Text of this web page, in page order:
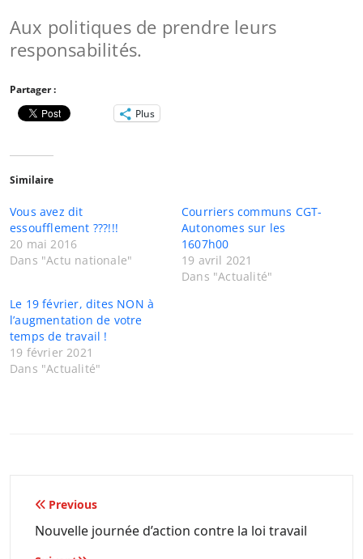
Aux politiques de prendre leurs
responsabilités.
Partager :
Plus
Similaire
Vous avez dit
essoufflement ???!!!
20 mai 2016
Dans "Actu nationale"
Courriers communs CGT-
Autonomes sur les
1607h00
19 avril 2021
Dans "Actualité"
Le 19 février, dites NON à
l’augmentation de votre
temps de travail !
19 février 2021
Dans "Actualité"
Navigation
de
Previous
Nouvelle journée d’action contre la loi travail